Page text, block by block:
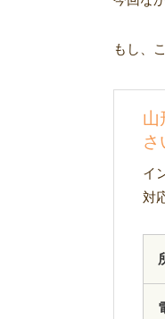
もし、
山
さ
イ
対